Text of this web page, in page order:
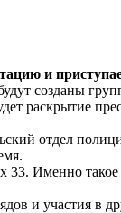
и
созданы
раскрытие
отдел
Именно
и участия в